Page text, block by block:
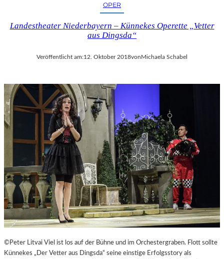
OPER
Landestheater Niederbayern – Künnekes Operette „Vetter
aus Dingsda“
Veröffentlicht am:12. Oktober 2018vonMichaela Schabel
©Peter Litvai Viel ist los auf der Bühne und im Orchestergraben. Flott sollte
Künnekes „Der Vetter aus Dingsda“ seine einstige Erfolgsstory als